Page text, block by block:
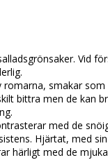
Vid
smakar
bittra men de kan
med de
Hjärtat, med
härligt med de